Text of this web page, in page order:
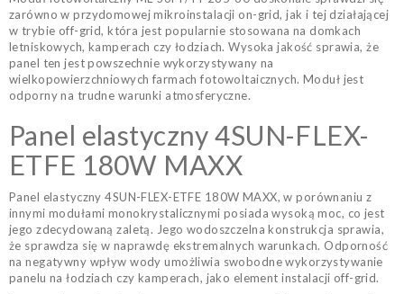
zarówno w przydomowej mikroinstalacji on-grid, jak i tej działającej
w trybie off-grid, która jest popularnie stosowana na domkach
letniskowych, kamperach czy łodziach. Wysoka jakość sprawia, że
panel ten jest powszechnie wykorzystywany na
wielkopowierzchniowych farmach fotowoltaicznych. Moduł jest
odporny na trudne warunki atmosferyczne.
Panel elastyczny 4SUN-FLEX-
ETFE 180W MAXX
Panel elastyczny 4SUN-FLEX-ETFE 180W MAXX, w porównaniu z
innymi modułami monokrystalicznymi posiada wysoką moc, co jest
jego zdecydowaną zaletą. Jego wodoszczelna konstrukcja sprawia,
że sprawdza się w naprawdę ekstremalnych warunkach. Odporność
na negatywny wpływ wody umożliwia swobodne wykorzystywanie
panelu na łodziach czy kamperach, jako element instalacji off-grid.